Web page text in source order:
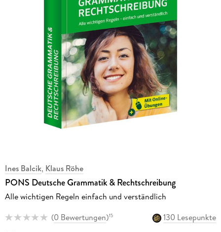
Ines Balcik, Klaus Röhe
PONS Deutsche Grammatik & Rechtschreibung
Alle wichtigen Regeln einfach und verständlich
(0 Bewertungen)15
130 Lesepunkte